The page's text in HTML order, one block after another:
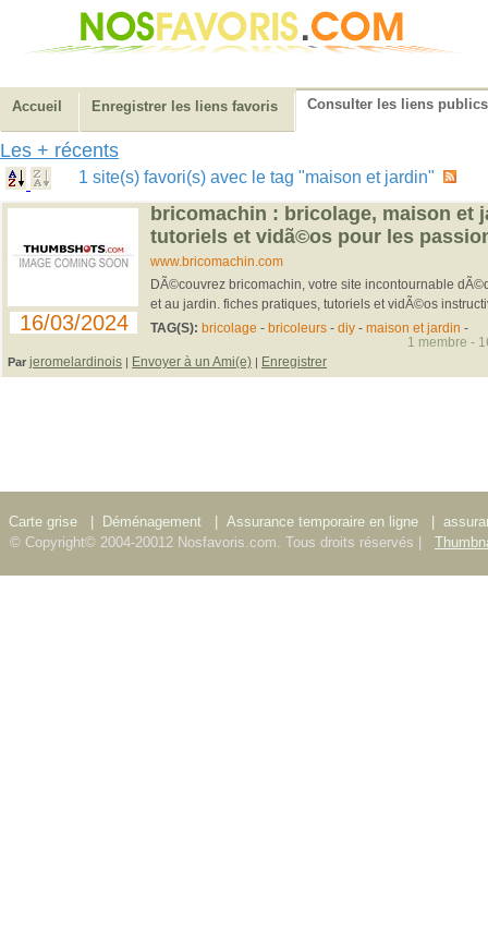
Accueil Enregistrer les liens favoris Consulter les liens publics
Les + récents
1 site(s) favori(s) avec le tag "maison et jardin"
16/03/2024
bricomachin : bricolage, maison et
tutoriels et vidã©os pour les
www.bricomachin.com
DÃ©couvrez bricomachin, votre site incontournable
et au jardin. fiches pratiques, tutoriels et vidÃ©os
TAG(S): bricolage - bricoleurs- diy - maison et jardin -
Par jeromelardinois | Envoyer à un Ami(e) | Enregistrer
1 membre -
Carte grise Déménagement Assurance temporaire en ligne
© Copyright© 2004-20012 Nosfavoris.com. Tous droits réservés |